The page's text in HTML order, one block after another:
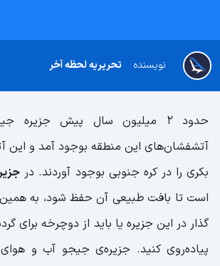
تحریریه لحظه آخر نویسنده
حدود 2 میلیون سال پیش جزیره
آتشفشان‌های این منطقه بوجود آمد و این
بکری را در کره جنوبی بوجود آوردند. در
است تا بافت طبیعی آن حفظ شود، به
گذار در این جزیره یا باید از دوچرخه برای
پیاده‌روی کنید. جزیره‌ی جیجو آب و